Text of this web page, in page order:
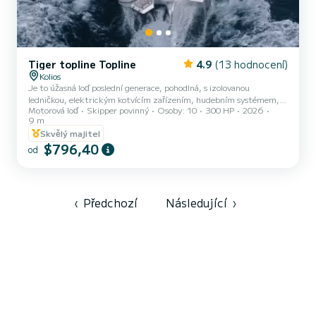
Tiger topline Topline 4.9 (13 hodnocení)
Kolios
Je to úžasná loď poslední generace, pohodlná, s izolovanou
ledničkou, elektrickým kotvícím zařízením, hudebním systémem,
záchrannými vestami, potápěčským vybavením a klimatizací
Motorová loď Skipper povinný Osoby: 10 300 HP
2026
9 m
Skvělý majitel
od $796,40
‹ Předchozí Následující ›